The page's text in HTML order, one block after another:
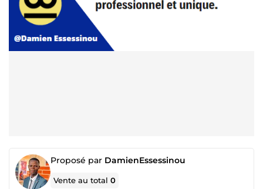
Proposé par DamienEssessinou
Vente au total0